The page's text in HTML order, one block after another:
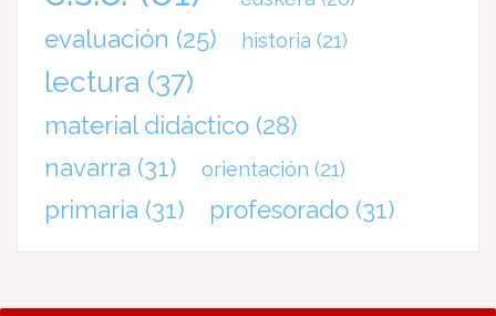
evaluación (25) historia (21)
lectura (37)
material didáctico (28)
navarra (31) orientación (21)
primaria (31) profesorado (31)